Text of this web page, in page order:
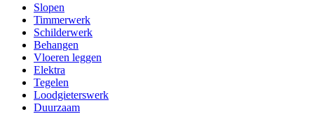
Slopen
Timmerwerk
Schilderwerk
Behangen
Vloeren leggen
Elektra
Tegelen
Loodgieterswerk
Duurzaam